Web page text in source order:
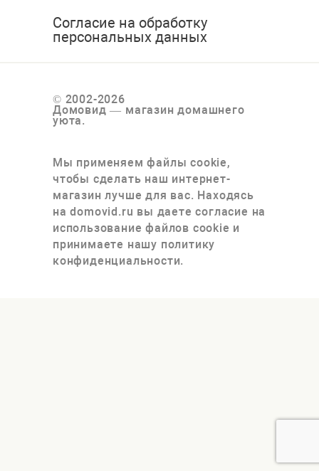
Согласие на обработку
персональных данных
© 2002-2026
Домовид — магазин домашнего
уюта.
Мы применяем файлы cookie,
чтобы сделать наш интернет-
магазин лучше для вас. Находясь
на domovid.ru вы даете согласие на
использование файлов cookie и
принимаете нашу политику
конфиденциальности.